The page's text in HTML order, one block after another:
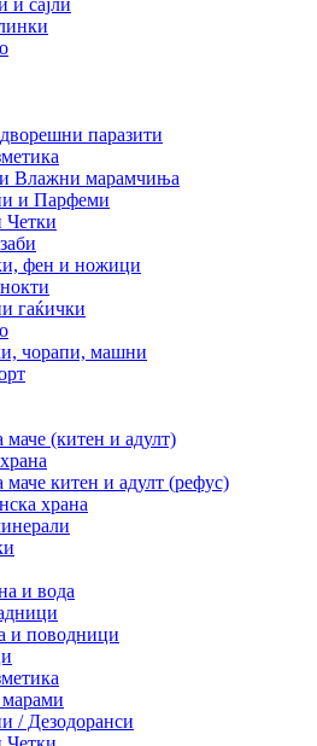
паразити
Влажни марамчиња
и Парфеми
фен и ножици
гаќички
чорапи, машни
маче (китен и адулт)
маче китен и адулт (рефус)
храна
и вода
и поводници
/ Дезодоранси